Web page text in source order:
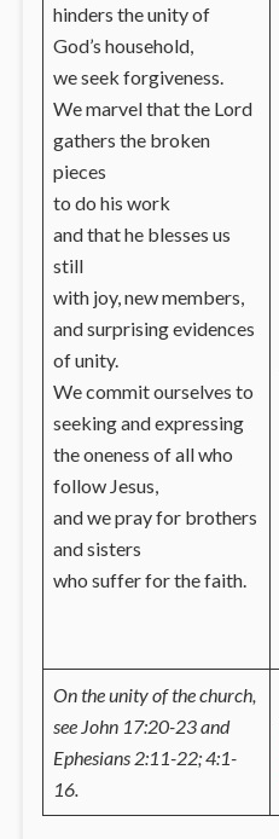
hinders the unity of
God’s household,
we seek forgiveness.
We marvel that the Lord
gathers the broken
pieces
to do his work
and that he blesses us
still
with joy, new members,
and surprising evidences
of unity.
We commit ourselves to
seeking and expressing
the oneness of all who
follow Jesus,
and we pray for brothers
and sisters
who suffer for the faith.
On the unity of the church,
see John 17:20-23 and
Ephesians 2:11-22; 4:1-
16.